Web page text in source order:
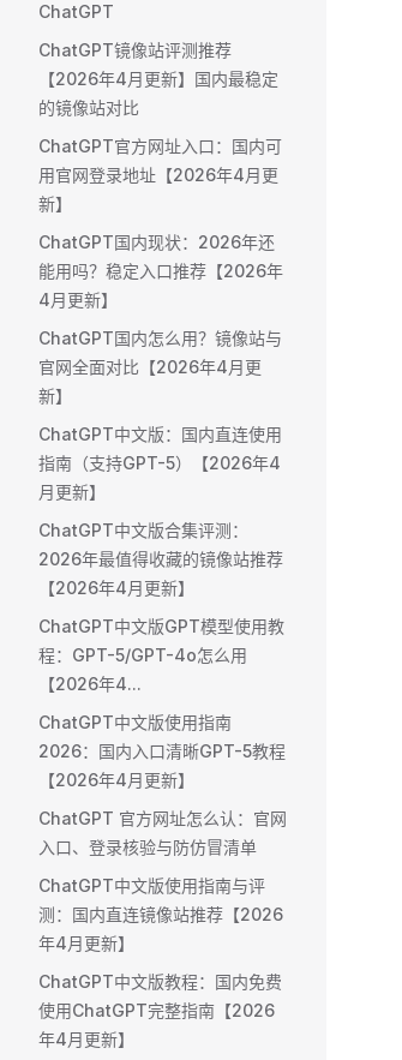
ChatGPT
ChatGPT镜像站评测推荐
【2026年4月更新】国内最稳定
的镜像站对比
ChatGPT官方网址入口：国内可
用官网登录地址【2026年4月更
新】
ChatGPT国内现状：2026年还
能用吗？稳定入口推荐【2026年
4月更新】
ChatGPT国内怎么用？镜像站与
官网全面对比【2026年4月更
新】
ChatGPT中文版：国内直连使用
指南（支持GPT-5）【2026年4
月更新】
ChatGPT中文版合集评测：
2026年最值得收藏的镜像站推荐
【2026年4月更新】
ChatGPT中文版GPT模型使用教
程：GPT-5/GPT-4o怎么用
【2026年4...
ChatGPT中文版使用指南
2026：国内入口清晰GPT-5教程
【2026年4月更新】
ChatGPT 官方网址怎么认：官网
入口、登录核验与防仿冒清单
ChatGPT中文版使用指南与评
测：国内直连镜像站推荐【2026
年4月更新】
ChatGPT中文版教程：国内免费
使用ChatGPT完整指南【2026
年4月更新】